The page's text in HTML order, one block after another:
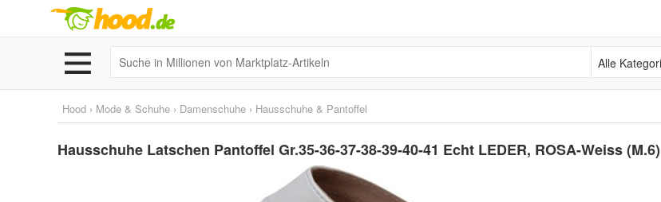
Alle Kategorien
Hood › Mode & Schuhe › Damenschuhe › Hausschuhe & Pantoffel
Hausschuhe Latschen Pantoffel Gr.35-36-37-38-39-40-41 Echt LEDER, ROSA-Weiss (M.6)